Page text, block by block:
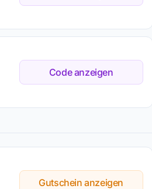
Code anzeigen
Gutschein anzeigen